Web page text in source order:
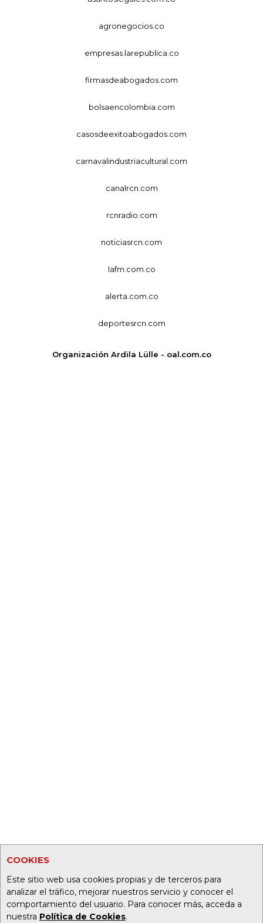
COOKIES
Este sitio web usa cookies propias y de terceros para
analizar el tráfico, mejorar nuestros servicio y conocer el
comportamiento del usuario. Para conocer más, acceda a
nuestra Política de Cookies.
agronegocios.co
empresas.larepublica.co
firmasdeabogados.com
bolsaencolombia.com
casosdeexitoabogados.com
carnavalindustriacultural.com
canalrcn.com
rcnradio.com
noticiasrcn.com
lafm.com.co
alerta.com.co
deportesrcn.com
Organización Ardila Lülle - oal.com.co